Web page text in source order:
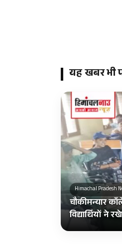
यह खबर भी
Himachal Pradesh
चौकीमन्यार
विद्यार्थियों ने